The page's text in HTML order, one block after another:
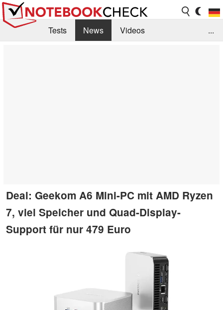
Tests News
Videos
...
Deal: Geekom A6 Mini-PC mit AMD Ryzen
7, viel Speicher und Quad-Display-
Support für nur 479 Euro